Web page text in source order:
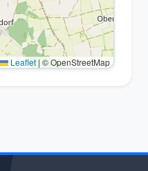
Leaflet | © OpenStreetMap